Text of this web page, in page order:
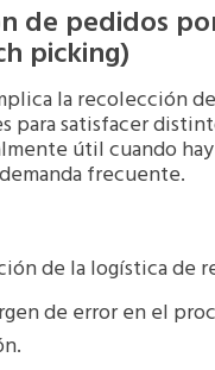
de pedidos
picking)
la recolección
para satisfacer
útil cuando
frecuente.
de la logística de
de error en el